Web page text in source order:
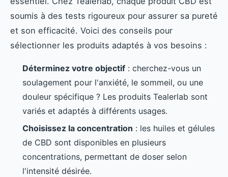
soumis à des tests rigoureux pour assurer sa pureté
et son efficacité. Voici des conseils pour
sélectionner les produits adaptés à vos besoins :
Déterminez votre objectif : cherchez-vous un
soulagement pour l'anxiété, le sommeil, ou une
douleur spécifique ? Les produits Tealerlab sont
variés et adaptés à différents usages.
Choisissez la concentration : les huiles et gélules
de CBD sont disponibles en plusieurs
concentrations, permettant de doser selon
l'intensité désirée.